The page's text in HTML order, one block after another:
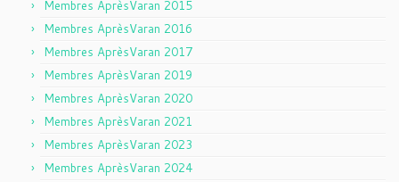
Membres AprèsVaran 2015
Membres AprèsVaran 2016
Membres AprèsVaran 2017
Membres AprèsVaran 2019
Membres AprèsVaran 2020
Membres AprèsVaran 2021
Membres AprèsVaran 2023
Membres AprèsVaran 2024